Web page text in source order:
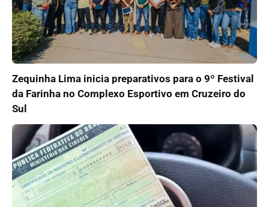
Zequinha Lima inicia preparativos para o 9º Festival
da Farinha no Complexo Esportivo em Cruzeiro do
Sul